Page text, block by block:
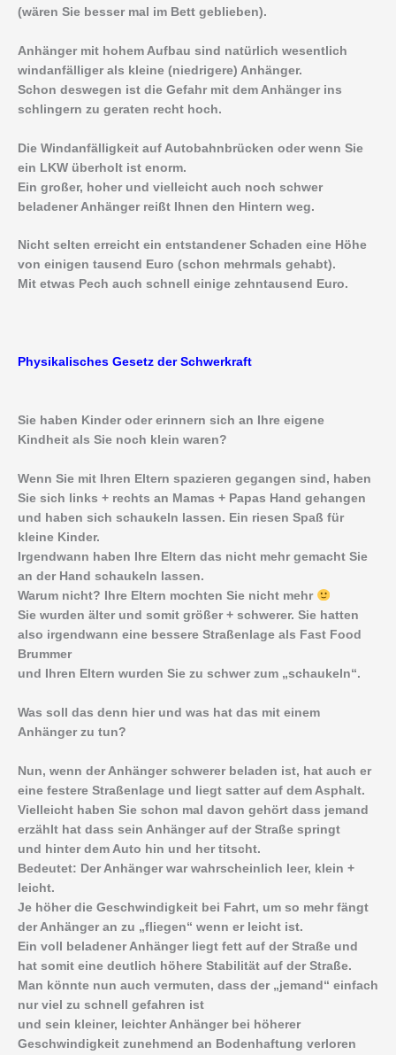
(wären Sie besser mal im Bett geblieben).
Anhänger mit hohem Aufbau sind natürlich wesentlich
windanfälliger als kleine (niedrigere) Anhänger.
Schon deswegen ist die Gefahr mit dem Anhänger ins
schlingern zu geraten recht hoch.
Die Windanfälligkeit auf Autobahnbrücken oder wenn Sie
ein LKW überholt ist enorm.
Ein großer, hoher und vielleicht auch noch schwer
beladener Anhänger reißt Ihnen den Hintern weg.
Nicht selten erreicht ein entstandener Schaden eine Höhe
von einigen tausend Euro (schon mehrmals gehabt).
Mit etwas Pech auch schnell einige zehntausend Euro.
Physikalisches Gesetz der Schwerkraft
Sie haben Kinder oder erinnern sich an Ihre eigene
Kindheit als Sie noch klein waren?
Wenn Sie mit Ihren Eltern spazieren gegangen sind, haben
Sie sich links + rechts an Mamas + Papas Hand gehangen
und haben sich schaukeln lassen. Ein riesen Spaß für
kleine Kinder.
Irgendwann haben Ihre Eltern das nicht mehr gemacht Sie
an der Hand schaukeln lassen.
Warum nicht? Ihre Eltern mochten Sie nicht mehr
Sie wurden älter und somit größer + schwerer. Sie hatten
also irgendwann eine bessere Straßenlage als Fast Food
Brummer
und Ihren Eltern wurden Sie zu schwer zum „schaukeln“.
Was soll das denn hier und was hat das mit einem
Anhänger zu tun?
Nun, wenn der Anhänger schwerer beladen ist, hat auch er
eine festere Straßenlage und liegt satter auf dem Asphalt.
Vielleicht haben Sie schon mal davon gehört dass jemand
erzählt hat dass sein Anhänger auf der Straße springt
und hinter dem Auto hin und her titscht.
Bedeutet: Der Anhänger war wahrscheinlich leer, klein +
leicht.
Je höher die Geschwindigkeit bei Fahrt, um so mehr fängt
der Anhänger an zu „fliegen“ wenn er leicht ist.
Ein voll beladener Anhänger liegt fett auf der Straße und
hat somit eine deutlich höhere Stabilität auf der Straße.
Man könnte nun auch vermuten, dass der „jemand“ einfach
nur viel zu schnell gefahren ist
und sein kleiner, leichter Anhänger bei höherer
Geschwindigkeit zunehmend an Bodenhaftung verloren